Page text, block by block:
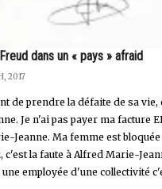
dans un « pays » afraid
2017
de prendre la défaite de sa vie,
Je n'ai pas payer ma facture
Jeanne. Ma femme est
c'est la faute à Alfred Marie-
employée d'une collectivité